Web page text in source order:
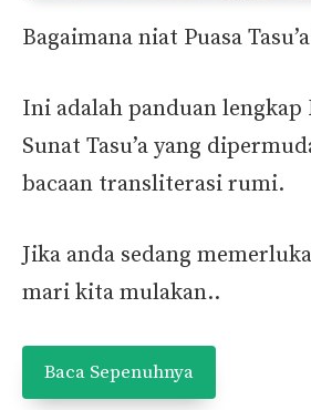
Bagaimana niat Puasa
Ini adalah panduan lengkap
Sunat Tasu’a yang
bacaan transliterasi rumi.
Jika anda sedang
mari kita mulakan..
Baca Sepenuhnya